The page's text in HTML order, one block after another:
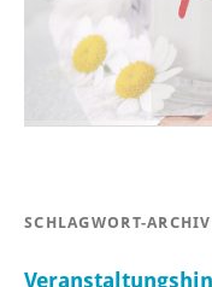
SCHLAGWORT-